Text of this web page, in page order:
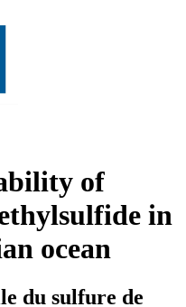
of
in
ocean
du sulfure de